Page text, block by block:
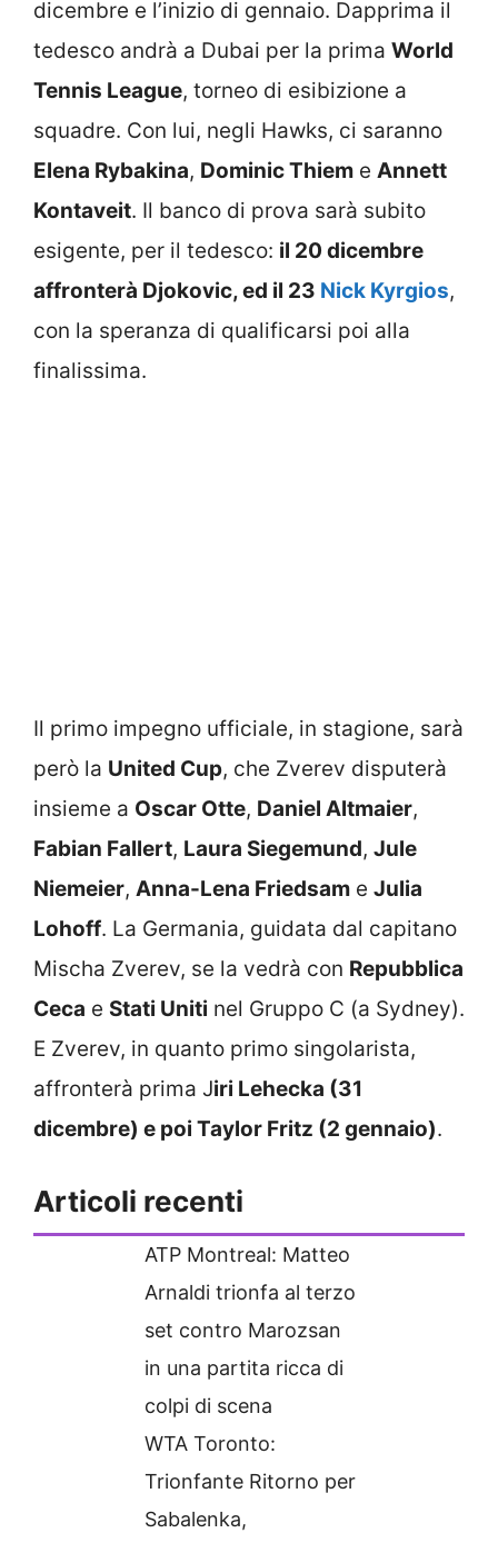
dicembre e l’inizio di gennaio. Dapprima il
tedesco andrà a Dubai per la prima World
Tennis League, torneo di esibizione a
squadre. Con lui, negli Hawks, ci saranno
Elena Rybakina, Dominic Thiem e Annett
Kontaveit. Il banco di prova sarà subito
esigente, per il tedesco: il 20 dicembre
affronterà Djokovic, ed il 23 Nick Kyrgios,
con la speranza di qualificarsi poi alla
finalissima.
Il primo impegno ufficiale, in stagione, sarà
però la United Cup, che Zverev disputerà
insieme a Oscar Otte, Daniel Altmaier,
Fabian Fallert, Laura Siegemund, Jule
Niemeier, Anna-Lena Friedsam e Julia
Lohoff. La Germania, guidata dal capitano
Mischa Zverev, se la vedrà con Repubblica
Ceca e Stati Uniti nel Gruppo C (a Sydney).
E Zverev, in quanto primo singolarista,
affronterà prima Jiri Lehecka (31
dicembre) e poi Taylor Fritz (2 gennaio).
Articoli recenti
ATP Montreal: Matteo
Arnaldi trionfa al terzo
set contro Marozsan
in una partita ricca di
colpi di scena
WTA Toronto:
Trionfante Ritorno per
Sabalenka,